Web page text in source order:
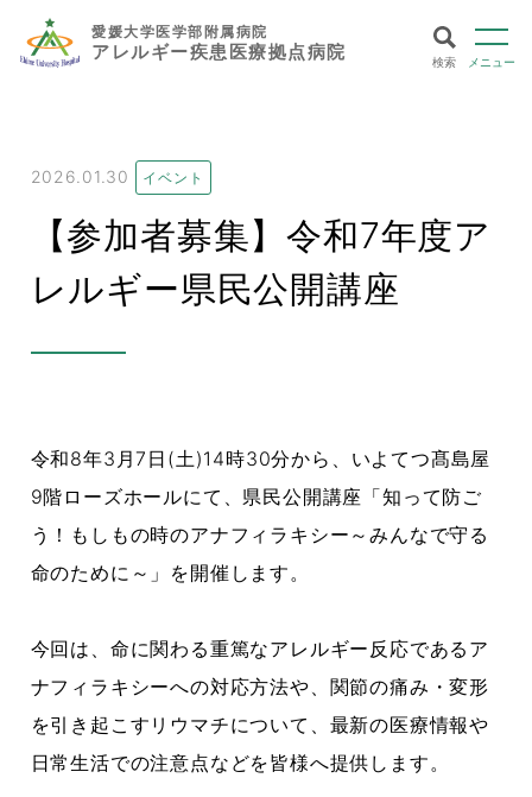
愛媛大学医学部附属病院
アレルギー疾患医療拠点病院 検索 メニュー
2026.01.30 イベント
【参加者募集】令和7年度ア
レルギー県民公開講座
令和8年3月7日(土)14時30分から、いよてつ髙島屋
9階ローズホールにて、県民公開講座「知って防ご
う！もしもの時のアナフィラキシー～みんなで守る
命のために～ 」を開催します。
今回は、命に関わる重篤なアレルギー反応であるア
ナフィラキシーへの対応方法や、関節の痛み・変形
を引き起こすリウマチについて、最新の医療情報や
日常生活での注意点などを皆様へ提供します。